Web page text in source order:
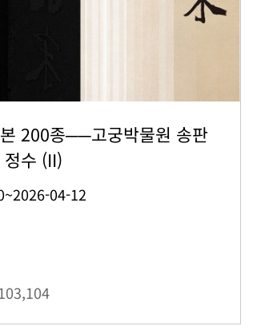
200종──고궁박물원 송판
수 (II)
04-12